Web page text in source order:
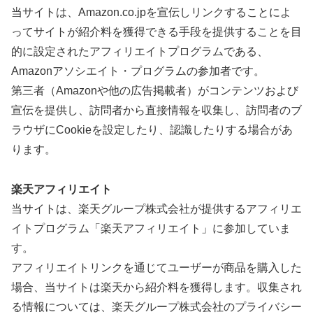
当サイトは、Amazon.co.jpを宣伝しリンクすることによ
ってサイトが紹介料を獲得できる手段を提供することを目
的に設定されたアフィリエイトプログラムである、
Amazonアソシエイト・プログラムの参加者です。
第三者（Amazonや他の広告掲載者）がコンテンツおよび
宣伝を提供し、訪問者から直接情報を収集し、訪問者のブ
ラウザにCookieを設定したり、認識したりする場合があ
ります。
楽天アフィリエイト
当サイトは、楽天グループ株式会社が提供するアフィリエ
イトプログラム「楽天アフィリエイト」に参加していま
す。
アフィリエイトリンクを通じてユーザーが商品を購入した
場合、当サイトは楽天から紹介料を獲得します。収集され
る情報については、楽天グループ株式会社のプライバシー